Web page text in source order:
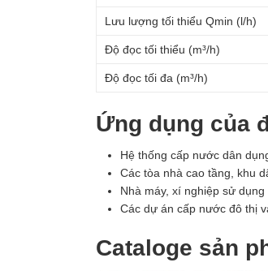
Lưu lượng tối thiểu Qmin (l/h)
Độ đọc tối thiểu (m³/h)
Độ đọc tối đa (m³/h)
Ứng dụng của
Hệ thống cấp nước dân
Các tòa nhà cao tầng, khu
Nhà máy, xí nghiệp sử dụng
Các dự án cấp nước đô thị
Cataloge sản